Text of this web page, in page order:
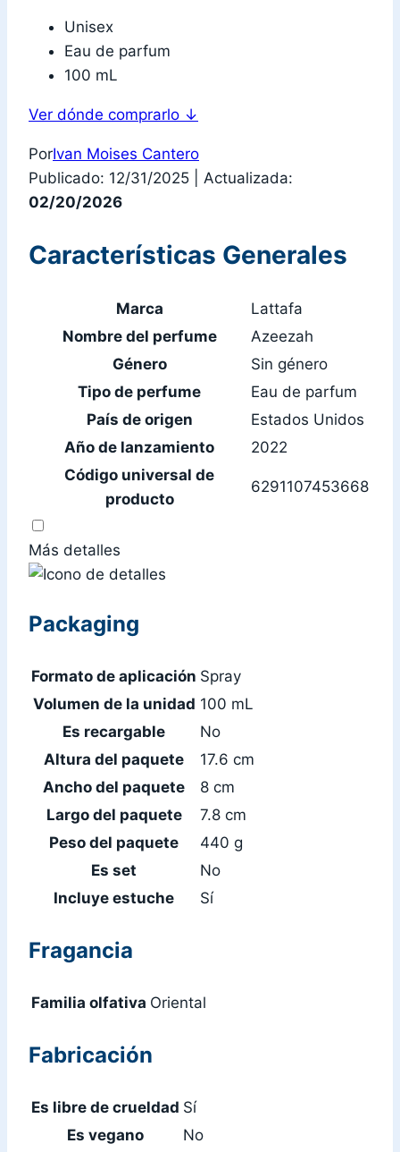
Unisex
Eau de parfum
100 mL
Ver dónde comprarlo ↓
PorIvan Moises Cantero
Publicado: 12/31/2025
Actualizada:
02/20/2026
Características Generales
Marca
Lattafa
Nombre del perfume
Azeezah
Género
Sin género
Tipo de perfume
Eau de parfum
País de origen
Estados Unidos
Año de lanzamiento
2022
Código universal de
producto
6291107453668
Más detalles
Packaging
Formato de aplicación Spray
Volumen de la unidad 100 mL
Es recargable
No
Altura del paquete
17.6 cm
Ancho del paquete
8 cm
Largo del paquete
7.8 cm
Peso del paquete
440 g
Es set
No
Incluye estuche
Sí
Fragancia
Familia olfativa Oriental
Fabricación
Es libre de crueldad Sí
Es vegano
No